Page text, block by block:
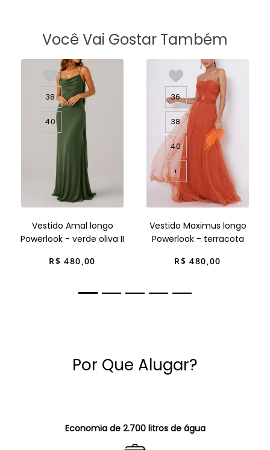
Você Vai Gostar Também
38
40
Vestido Amal longo
Powerlook - verde oliva II
R$ 480,00
36
38
40
+
Vestido Maximus longo
Powerlook - terracota
R$ 480,00
Por Que Alugar?
Economia de 2.700 litros de água